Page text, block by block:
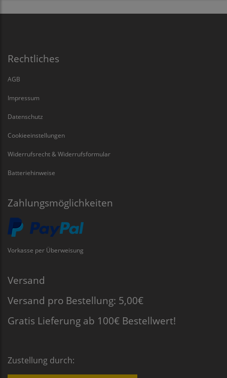
Rechtliches
AGB
Impressum
Datenschutz
Cookieeinstellungen
Widerrufsrecht & Widerrufsformular
Batteriehinweise
Zahlungsmöglichkeiten
Vorkasse per Überweisung
Versand
Versand pro Bestellung: 5,00€
Gratis Lieferung ab 100€ Bestellwert!
Zustellung durch: